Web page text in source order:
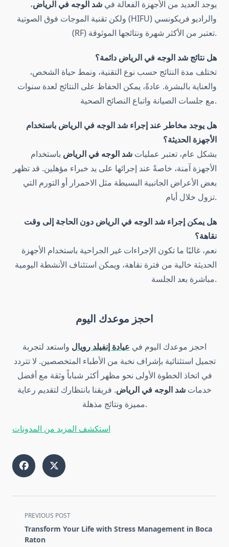
يوجد العديد من الأجهزة الفعالة في شد الوجه في الرياض،
ولكن تقنية الموجات فوق الصوتية (HIFU) والراديو فريكونسي
(RF) تعتبر من الأكثر شهرة ونتائجها الموثوقة.
هل نتائج شد الوجه في الرياض دائمة؟
تختلف مدة النتائج حسب نوع التقنية، ونمط حياة الشخص،
والعناية بالبشرة. عادةً، يمكن الحفاظ على النتائج لعدة سنوات
مع جلسات الصيانة واتباع النصائح الصحية.
الأجهزة الحديثة؟
بشكل عام، تعتبر عمليات شد الوجه في الرياض باستخدام
الأجهزة آمنة، خاصةً عند إجرائها على يد خبراء مؤهلين. قد تظهر
بعض الأعراض الجانبية البسيطة مثل الاحمرار أو التورم التي
تزول خلال أيام.
نقاهة؟
نعم، غالبًا ما تكون الإجراءات غير الجراحية باستخدام الأجهزة
الحديثة خالية من فترة نقاهة، ويمكن استئناف الأنشطة اليومية
مباشرة بعد الجلسة.
احجز موعدك اليوم
احجز موعدك اليوم في عيادة إنفيلد رويال واستعد لتجربة
تجميل استثنائية بإشراف نخبة من الأطباء المتخصصين. لا تتردد
في اتخاذ الخطوة الأولى نحو مظهر أكثر شباباً وثقة مع أفضل
خدمات شد الوجه في الرياض. فريقنا بانتظارك لتقديم رعاية
مميزة ونتائج مذهلة.
استكشف المزيد من المدونات
<span
class="nav-
subtitle
PREVIOUS POST
Transform Your Life with Stress Management in Boca
Raton